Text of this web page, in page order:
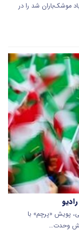
موشک‌باران شد را در
پویش «پرچم» با
وحدت…